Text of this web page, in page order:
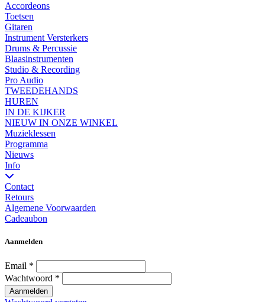
Accordeons
Toetsen
Gitaren
Instrument Versterkers
Drums & Percussie
Blaasinstrumenten
Studio & Recording
Pro Audio
TWEEDEHANDS
HUREN
IN DE KIJKER
NIEUW IN ONZE WINKEL
Muzieklessen
Programma
Nieuws
Info
Contact
Retours
Algemene Voorwaarden
Cadeaubon
Aanmelden
Email *
Wachtwoord *
Aanmelden